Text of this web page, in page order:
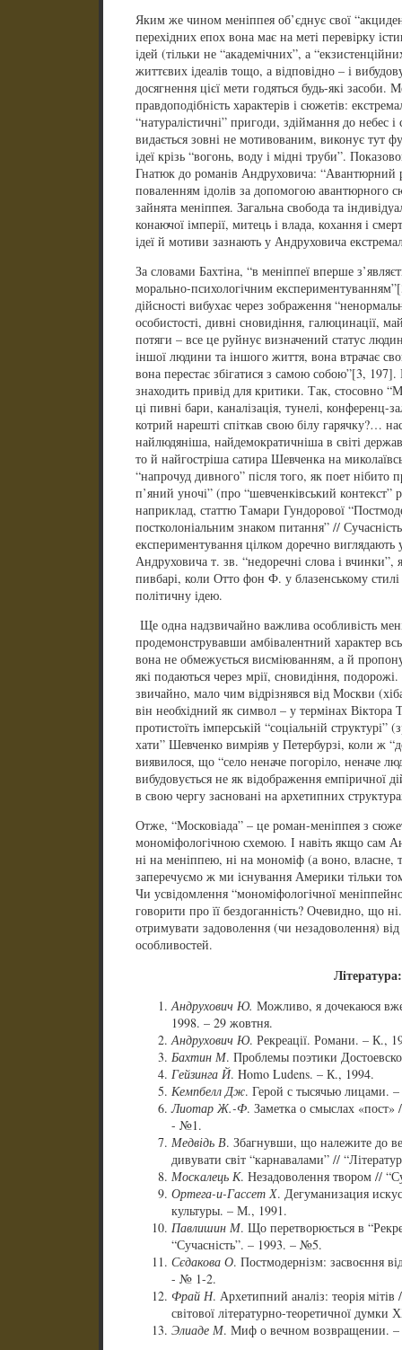
Яким же чином меніппея об’єднує свої
перехідних епох вона має на меті перевірку
ідей (тільки не “академічних”, а
життєвих ідеалів тощо, а відповідно – і
досягнення цієї мети годяться будь-які засоби.
правдоподібність характерів і сюжетів:
“натуралістичні” пригоди, здіймання до небес
видається зовні не мотивованим, виконує тут
ідеї крізь “вогонь, воду і мідні труби”.
Гнатюк до романів Андруховича: “Авантюрний
поваленням ідолів за допомогою авантюрного
зайнята меніппея. Загальна свобода та
конаючої імперії, митець і влада, кохання і
ідеї й мотиви зазнають у Андруховича
За словами Бахтіна, “в меніппеї вперше
морально-психологічним
дійсності вибухає через зображення
особистості, дивні сновидіння, галюцинації,
потяги – все це руйнує визначений статус
іншої людини та іншого життя, вона втрачає
вона перестає збігатися з самою собою”[3,
знаходить привід для критики. Так, стосовно
ці пивні бари, каналізація, тунелі, конференц-
котрий нарешті спіткав свою білу гарячку?…
найлюдяніша, найдемократичніша в світі
то й найгостріша сатира Шевченка на
“напрочуд дивного” після того, як поет
п’яний уночі” (про “шевченківський
наприклад, статтю Тамари Гундорової
постколоніальним знаком питання” //
експериментування цілком доречно виглядають
Андруховича т. зв. “недоречні слова і
пивбарі, коли Отто фон Ф. у блазенському
політичну ідею.
Ще одна надзвичайно важлива особливість
продемонструвавши амбівалентний характер
вона не обмежується висміюванням, а й
які подаються через мрії, сновидіння,
звичайно, мало чим відрізнявся від Москви
він необхідний як символ – у термінах Віктора
протистоїть імперській “соціальній
хати” Шевченко вимріяв у Петербурзі, коли ж
виявилося, що “село неначе погоріло, неначе
вибудовується не як відображення емпіричної
в свою чергу засновані на архетипних
Отже, “Московіада” – це роман-меніппея з
мономіфологічною схемою. І навіть якщо сам
ні на меніппею, ні на мономіф (а воно, власне,
заперечуємо ж ми існування Америки тільки
Чи усвідомлення “мономіфологічної
говорити про її бездоганність? Очевидно, що
отримувати задоволення (чи незадоволення)
особливостей.
Література:
Андрухович Ю. Можливо, я дочекаюся вже
1998. – 29 жовтня.
Андрухович Ю. Рекреації. Романи. – К.,
Бахтин М. Проблемы поэтики
Гейзинга Й. Homo Ludens. – К., 1994.
Кемпбелл Дж. Герой с тысячью лицами.
Лиотар Ж.-Ф. Заметка о смыслах «пост»
- №1.
Медвідь В. Збагнувши, що належите до
дивувати світ “карнавалами” //
Москалець К. Незадоволення твором //
Ортега-и-Гассет Х. Дегуманизация
культуры. – М., 1991.
Павлишин М. Що перетворюється в
“Сучасність”. – 1993. – №5.
Сєдакова О. Постмодернізм: засвоєння
- № 1-2.
Фрай Н. Архетипний аналіз: теорія
світової літературно-теоретичної думки
Элиаде М. Миф о вечном возвращении.